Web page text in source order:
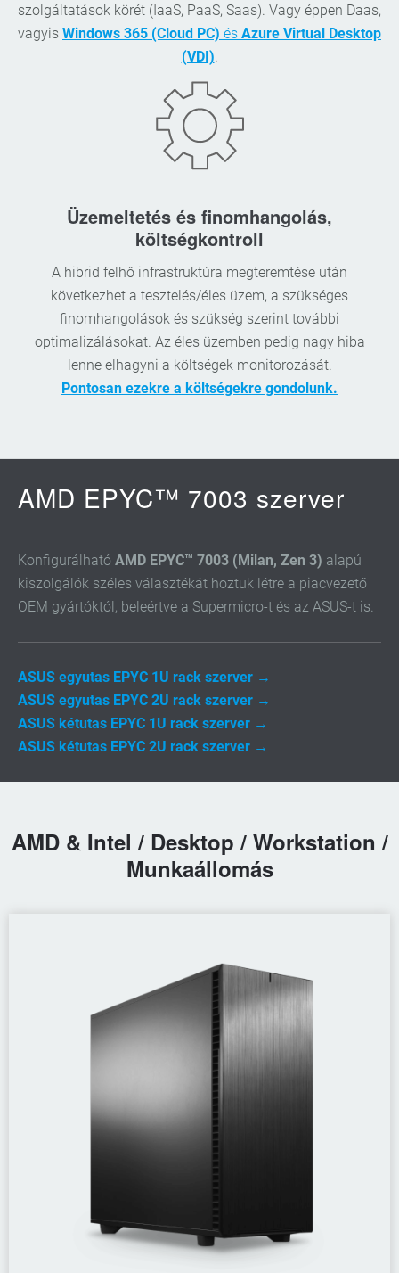
szolgáltatások körét (IaaS, PaaS, Saas). Vagy éppen Daas,
vagyis Windows 365 (Cloud PC) és Azure Virtual Desktop
(VDI).
Üzemeltetés és finomhangolás,
költségkontroll
A hibrid felhő infrastruktúra megteremtése után
következhet a tesztelés/éles üzem, a szükséges
finomhangolások és szükség szerint további
optimalizálásokat. Az éles üzemben pedig nagy hiba
lenne elhagyni a költségek monitorozását.
Pontosan ezekre a költségekre gondolunk.
AMD EPYC™ 7003 szerver
Konfigurálható AMD EPYC™ 7003 (Milan, Zen 3) alapú
kiszolgálók széles választékát hoztuk létre a piacvezető
OEM gyártóktól, beleértve a Supermicro-t és az ASUS-t is.
ASUS egyutas EPYC 1U rack szerver →
ASUS egyutas EPYC 2U rack szerver →
ASUS kétutas EPYC 1U rack szerver →
ASUS kétutas EPYC 2U rack szerver →
AMD & Intel / Desktop / Workstation /
Munkaállomás